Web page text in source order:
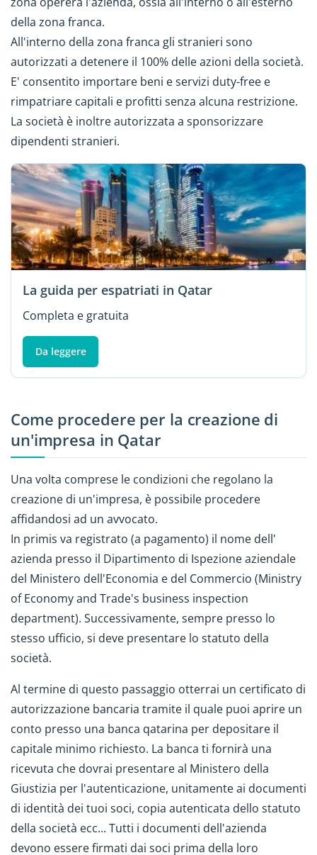
della zona franca.
All'interno della zona franca gli stranieri sono
autorizzati a detenere il 100% delle azioni della società.
E' consentito importare beni e servizi duty-free e
rimpatriare capitali e profitti senza alcuna restrizione.
La società è inoltre autorizzata a sponsorizzare
dipendenti stranieri.
La guida per espatriati in Qatar
Completa e gratuita
Da leggere
Come procedere per la creazione di
un'impresa in Qatar
Una volta comprese le condizioni che regolano la
creazione di un'impresa, è possibile procedere
affidandosi ad un avvocato.
In primis va registrato (a pagamento) il nome dell'
azienda presso il Dipartimento di Ispezione aziendale
del Ministero dell'Economia e del Commercio (Ministry
of Economy and Trade's business inspection
department). Successivamente, sempre presso lo
stesso ufficio, si deve presentare lo statuto della
società.
Al termine di questo passaggio otterrai un certificato di
autorizzazione bancaria tramite il quale puoi aprire un
conto presso una banca qatarina per depositare il
capitale minimo richiesto. La banca ti fornirà una
ricevuta che dovrai presentare al Ministero della
Giustizia per l'autenticazione, unitamente ai documenti
di identità dei tuoi soci, copia autenticata dello statuto
della società ecc... Tutti i documenti dell'azienda
devono essere firmati dai soci prima della loro